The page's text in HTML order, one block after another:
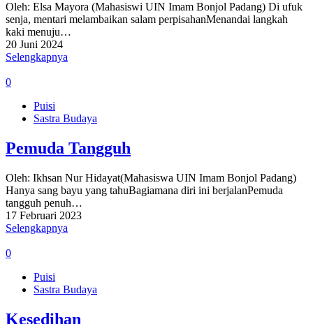
Oleh: Elsa Mayora (Mahasiswi UIN Imam Bonjol Padang) Di ufuk
senja, mentari melambaikan salam perpisahanMenandai langkah
kaki menuju…
20 Juni 2024
Selengkapnya
0
Puisi
Sastra Budaya
Pemuda Tangguh
Oleh: Ikhsan Nur Hidayat(Mahasiswa UIN Imam Bonjol Padang)
Hanya sang bayu yang tahuBagiamana diri ini berjalanPemuda
tangguh penuh…
17 Februari 2023
Selengkapnya
0
Puisi
Sastra Budaya
Kesedihan